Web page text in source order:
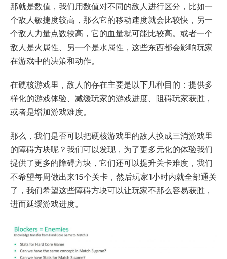
那就是数值，我们用数值对不同的敌人进行区分，比如一
个敌人敏捷度较高，那么它的移动速度就会比较快，另一
个敌人力量点数较高，它的血量就可能比较高。或者一个
敌人是火属性、另一个是水属性，这些东西都会影响玩家
在游戏中的决策和动作。
在硬核游戏里，敌人的存在主要是以下几种目的：提供多
样化的游戏体验、减缓玩家的游戏进度、阻碍玩家获胜，
或者是增加游戏难度。
那么，我们是否可以把硬核游戏里的敌人换成三消游戏里
的障碍方块呢？我们可以发现，为了更多元化的体验我们
提供了更多的障碍方块，它们还可以提升关卡难度，我们
不希望每周做出来15个关卡，然后玩家1小时内就全部通关
了，我们希望这些障碍方块可以让玩家不那么容易获胜，
进而延缓游戏进度。